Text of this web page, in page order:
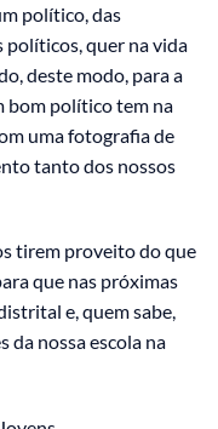
político, das
políticos, quer na vida
deste modo, para a
bom político tem na
uma fotografia de
tanto dos nossos
tirem proveito do que
que nas próximas
e, quem sabe,
da nossa escola na